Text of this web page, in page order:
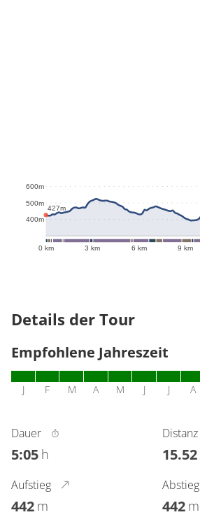
0 km 3 km 6 km 9 km
400m
500m
600m
427m
Details der Tour
Empfohlene Jahreszeit
J F M A M J J A
Dauer
5:05 h
Distanz
15.52
Aufstieg
442 m
Abstieg
442 m